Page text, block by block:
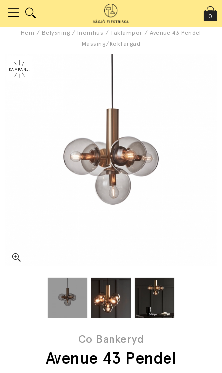
0
Hem / Belysning / Inomhus / Taklampor /Avenue 43 Pendel
Mässing/Rökfärgad
Co Bankeryd
Avenue 43 Pendel